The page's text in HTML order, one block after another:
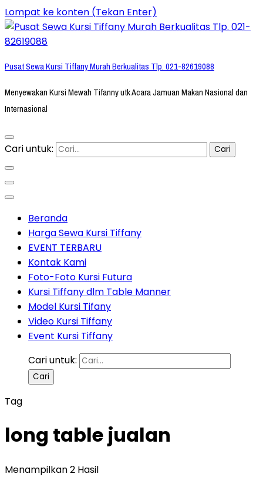
Lompat ke konten (Tekan Enter)
Pusat Sewa Kursi Tiffany Murah Berkualitas Tlp. 021-82619088
Menyewakan Kursi Mewah Tifanny utk Acara Jamuan Makan Nasional dan
Internasional
Cari untuk:
Beranda
Harga Sewa Kursi Tiffany
EVENT TERBARU
Kontak Kami
Foto-Foto Kursi Futura
Kursi Tiffany dlm Table Manner
Model Kursi Tifany
Video Kursi Tiffany
Event Kursi Tiffany
Cari untuk:
Tag
long table jualan
Menampilkan 2 Hasil